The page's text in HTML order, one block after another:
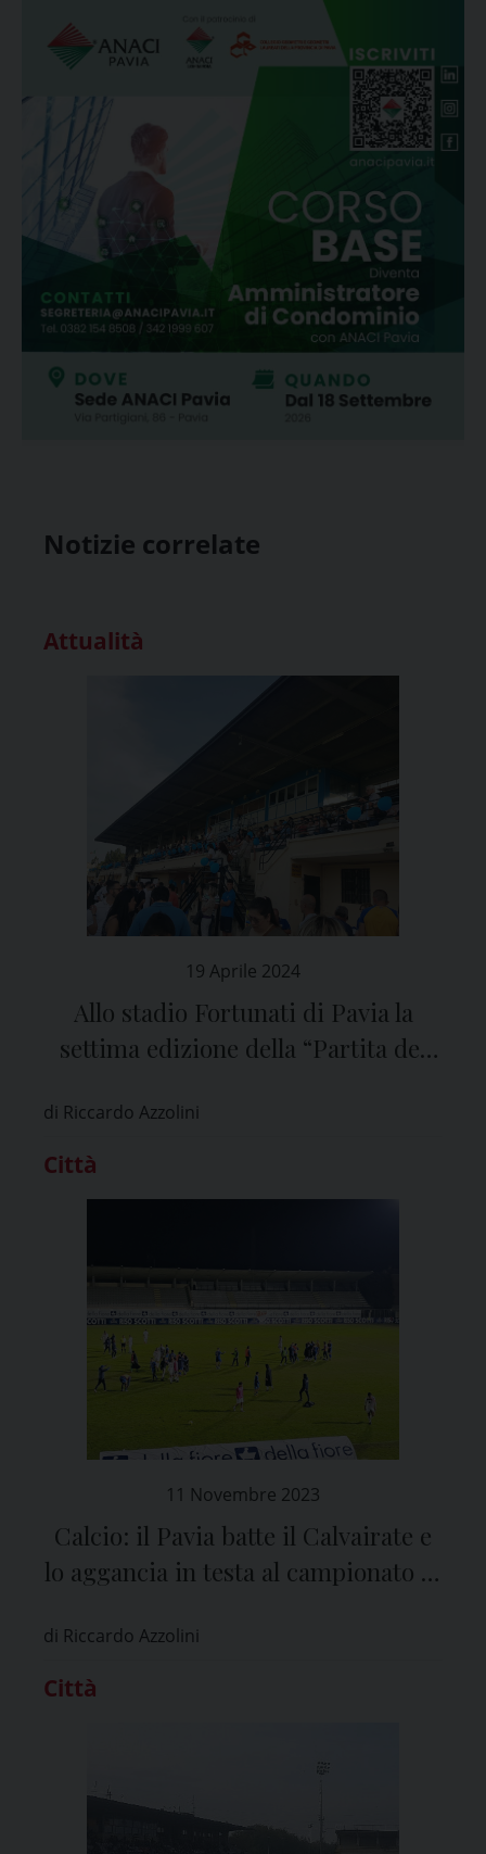
Notizie correlate
Attualità
19 Aprile 2024
Allo stadio Fortunati di Pavia la
settima edizione della “Partita del
di Riccardo Azzolini
Città
11 Novembre 2023
Calcio: il Pavia batte il Calvairate e
lo aggancia in testa al campionato di
di Riccardo Azzolini
Città